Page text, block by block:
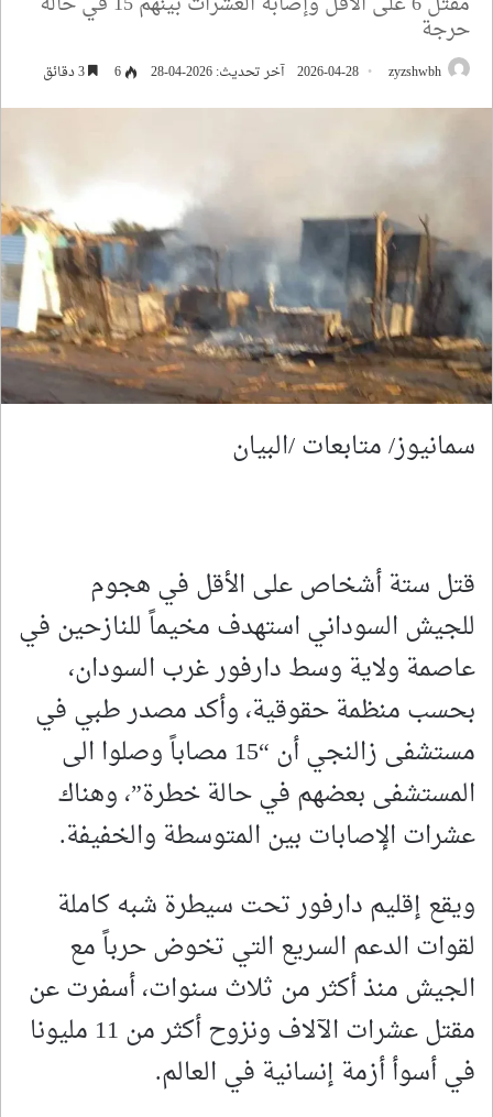
حرجة
zyzshwbh
2026-04-28 آخر تحديث: 2026-04-28 6
سمانيوز/ متابعات /البيان
قتل ستة أشخاص على الأقل في هجوم
للجيش السوداني استهدف مخيماً للنازحين في
عاصمة ولاية وسط دارفور غرب السودان،
بحسب منظمة حقوقية، وأكد مصدر طبي في
مستشفى زالنجي أن “15 مصاباً وصلوا الى
المستشفى بعضهم في حالة خطرة”، وهناك
عشرات الإصابات بين المتوسطة والخفيفة.
ويقع إقليم دارفور تحت سيطرة شبه كاملة
لقوات الدعم السريع التي تخوض حرباً مع
الجيش منذ أكثر من ثلاث سنوات، أسفرت عن
مقتل عشرات الآلاف ونزوح أكثر من 11 مليونا
في أسوأ أزمة إنسانية في العالم.